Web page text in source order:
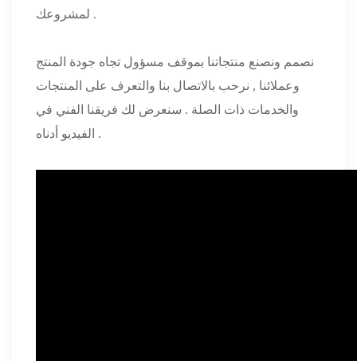
لمشروعك .
نصمم ونصنع منتجاتنا بموقف مسؤول تجاه جودة المنتج
وعملائنا , نرحب بالاتصال بنا والتعرف على المنتجات
والخدمات ذات الصلة . سنعرض لك فريقنا الفني في
الفيديو أدناه .